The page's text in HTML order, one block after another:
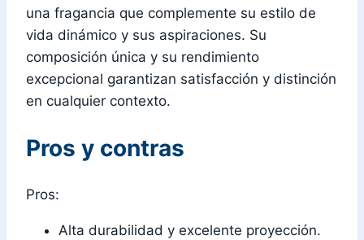
una fragancia que complemente su estilo de
vida dinámico y sus aspiraciones. Su
composición única y su rendimiento
excepcional garantizan satisfacción y distinción
en cualquier contexto.
Pros y contras
Pros:
Alta durabilidad y excelente proyección.